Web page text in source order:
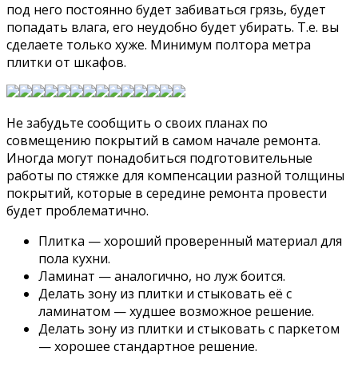
под него постоянно будет забиваться грязь, будет
попадать влага, его неудобно будет убирать. Т.е. вы
сделаете только хуже. Минимум полтора метра
плитки от шкафов.
Не забудьте сообщить о своих планах по
совмещению покрытий в самом начале ремонта.
Иногда могут понадобиться подготовительные
работы по стяжке для компенсации разной толщины
покрытий, которые в середине ремонта провести
будет проблематично.
Плитка — хороший проверенный материал для
пола кухни.
Ламинат — аналогично, но луж боится.
Делать зону из плитки и стыковать её с
ламинатом — худшее возможное решение.
Делать зону из плитки и стыковать с паркетом
— хорошее стандартное решение.